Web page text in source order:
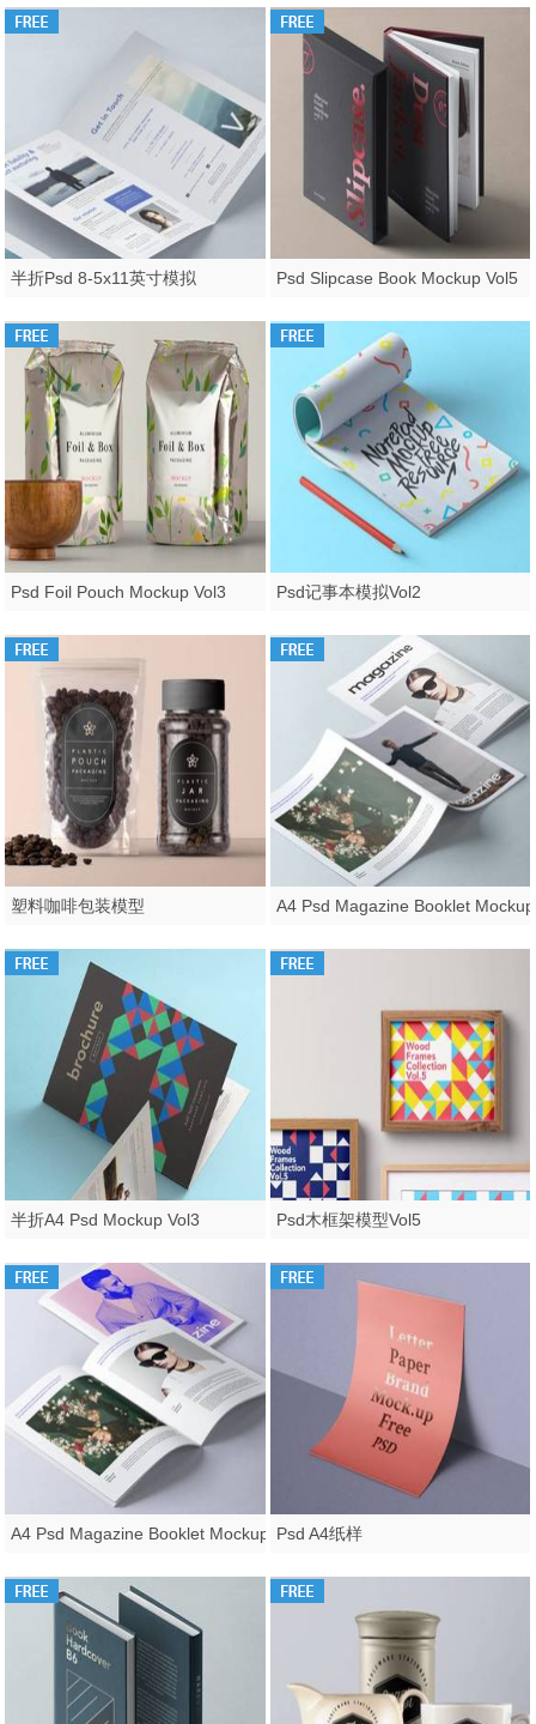
半折Psd 8-5x11英寸模拟 Psd Slipcase Book Mockup Vol5
Psd Foil Pouch Mockup Vol3 Psd记事本模拟Vol2
塑料咖啡包装模型
半折A4 Psd Mockup Vol3 Psd木框架模型Vol5
A4 Psd Magazine Booklet Mockup Psd A4纸样